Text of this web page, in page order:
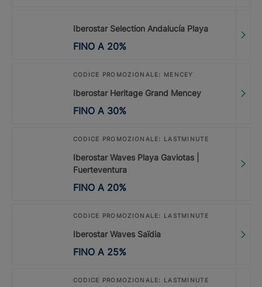
Iberostar Selection Andalucía Playa
FINO A 20%
CODICE PROMOZIONALE: MENCEY
Iberostar Heritage Grand Mencey
FINO A 30%
CODICE PROMOZIONALE: LASTMINUTE
Iberostar Waves Playa Gaviotas |
Fuerteventura
FINO A 20%
CODICE PROMOZIONALE: LASTMINUTE
Iberostar Waves Saïdia
FINO A 25%
CODICE PROMOZIONALE: LASTMINUTE